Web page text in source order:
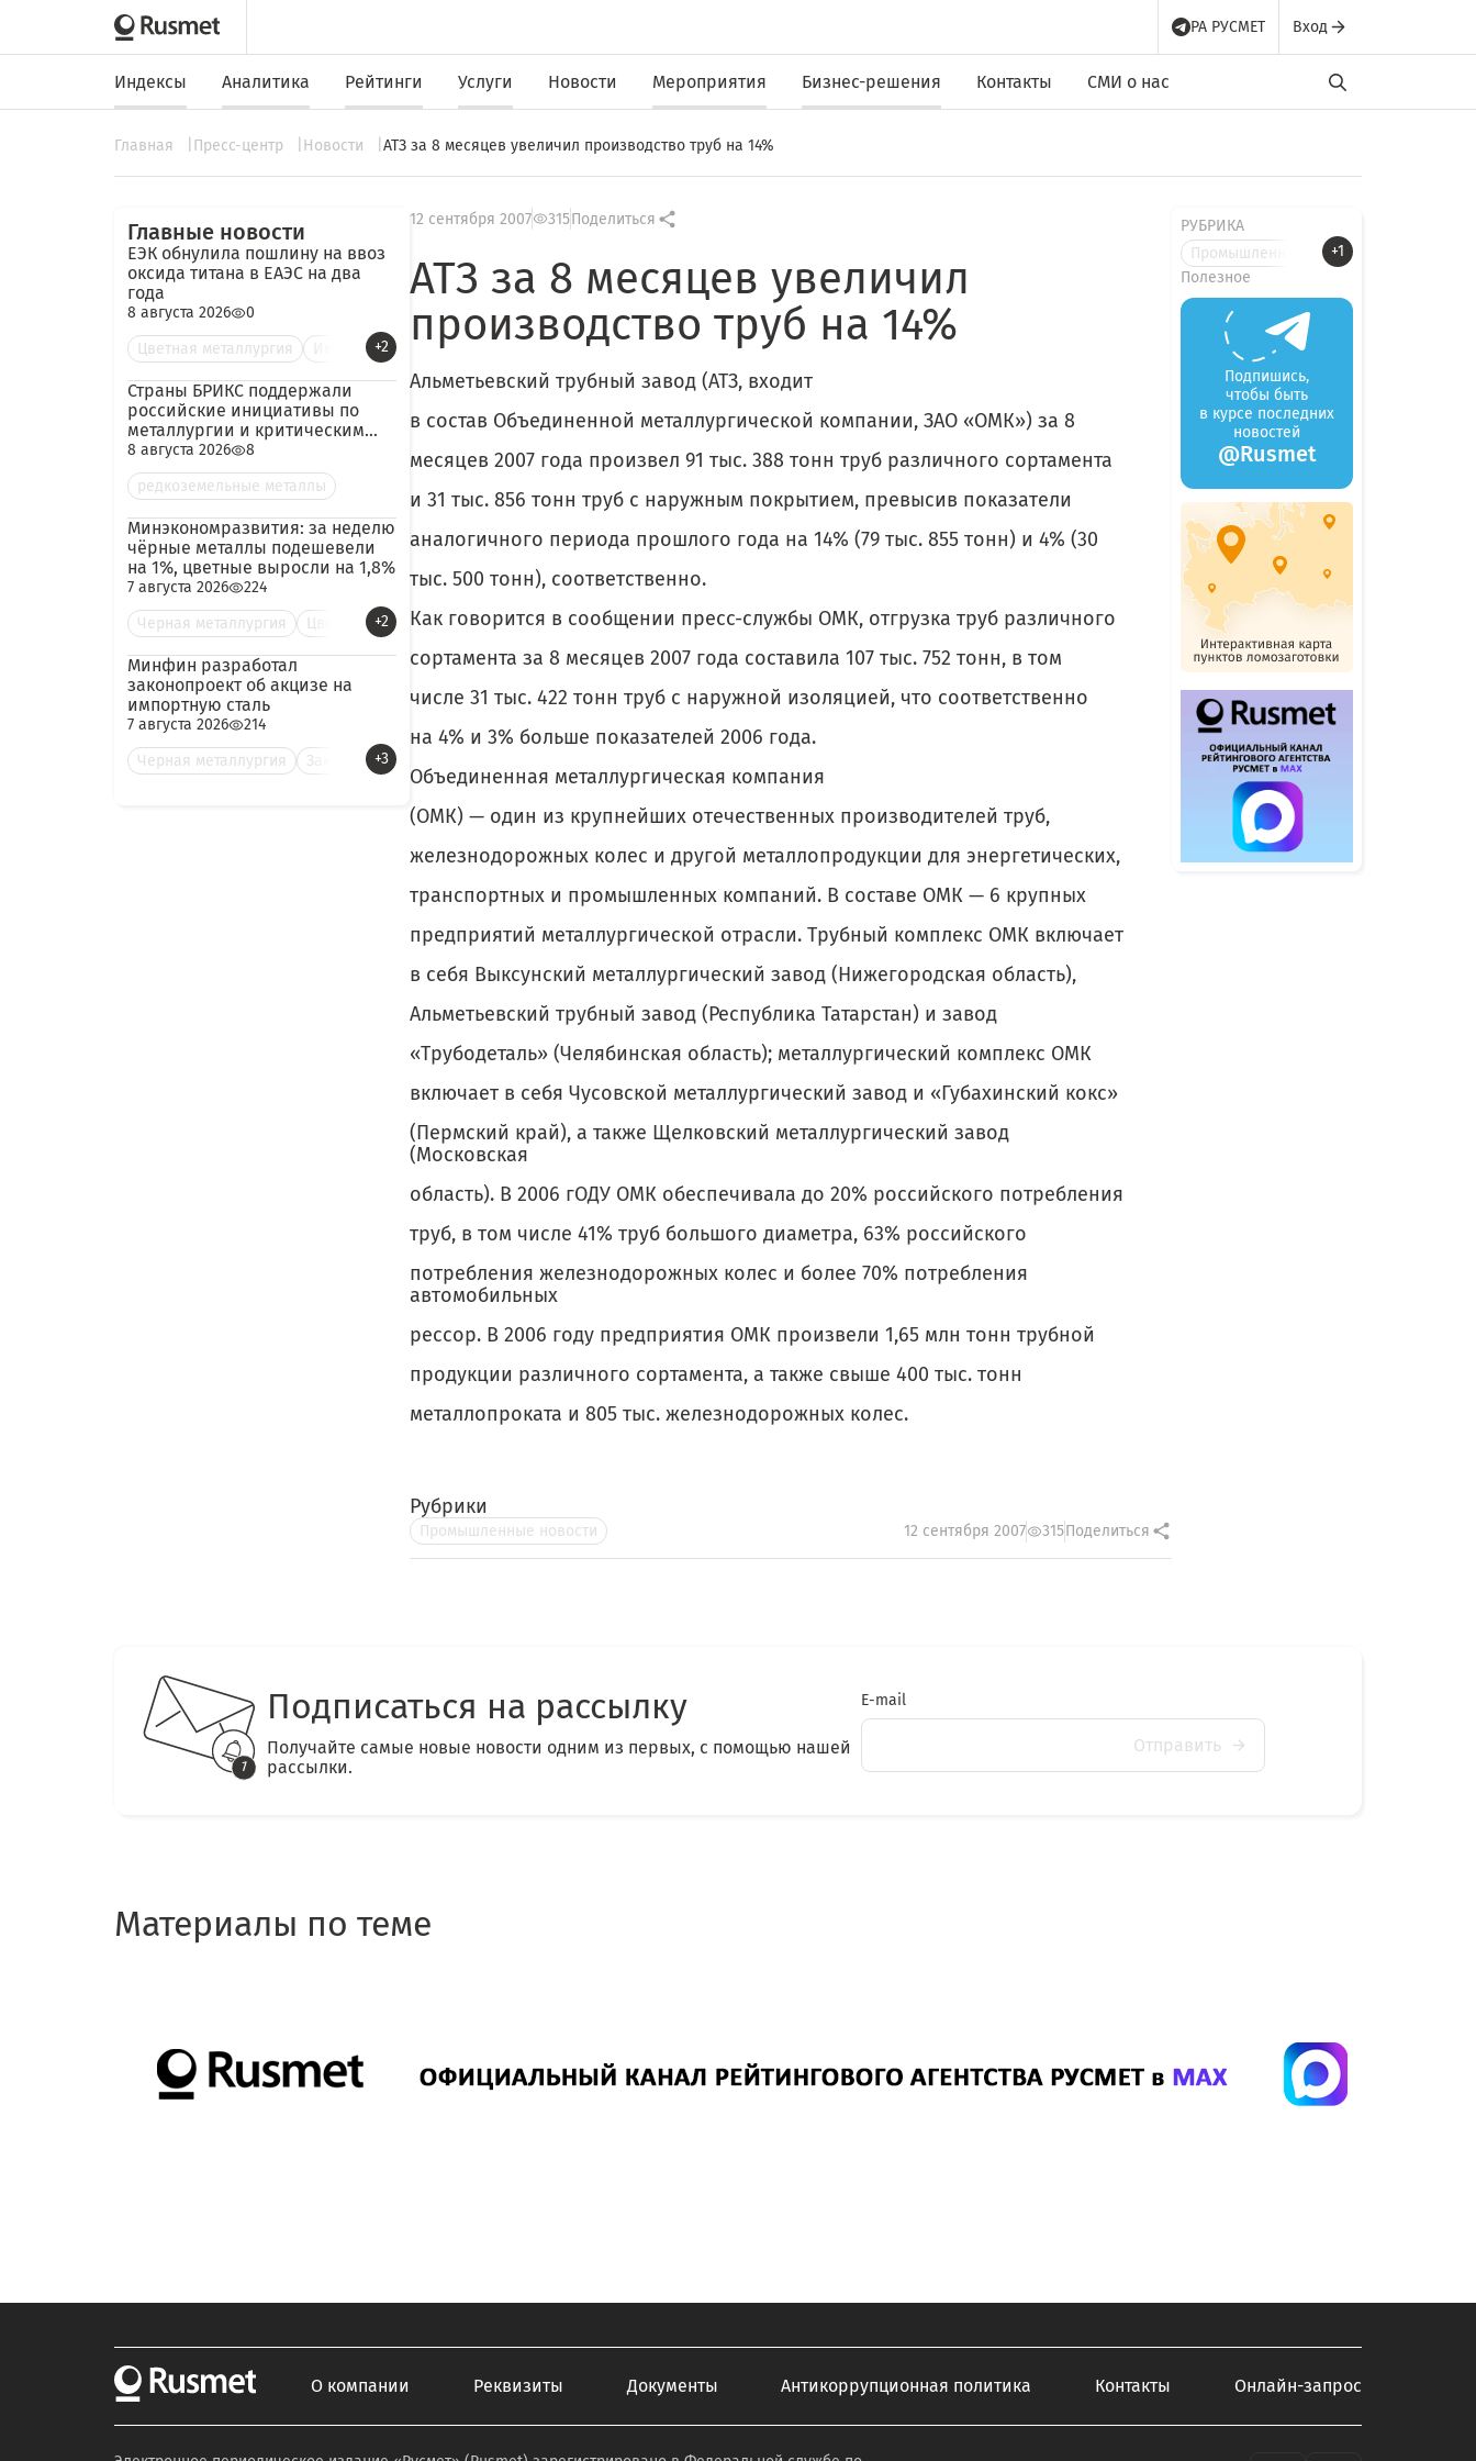
РА РУСМЕТ Вход
Индексы Аналитика Рейтинги Услуги Новости Мероприятия Бизнес-решения Контакты СМИ о нас
Главная Пресс-центр Новости АТЗ за 8 месяцев увеличил производство труб на 14%
Главные новости
ЕЭК обнулила пошлину на ввоз
оксида титана в ЕАЭС на два
года
8 августа 2026
0
Цветная металлургия
+2
Страны БРИКС поддержали
российские инициативы по
металлургии и критическим
минералам
8 августа 2026
8
редкоземельные металлы
Минэкономразвития: за неделю
чёрные металлы подешевели
на 1%, цветные выросли на 1,8%
7 августа 2026
224
Черная металлургия
Цве +2
Минфин разработал
законопроект об акцизе на
импортную сталь
7 августа 2026
214
Черная металлургия
Зак +3
12 сентября 2007 315Поделиться
АТЗ за 8 месяцев увеличил
производство труб на 14%
Альметьевский трубный завод (АТЗ, входит
в состав Объединенной металлургической компании, ЗАО «ОМК») за 8
месяцев 2007 года произвел 91 тыс. 388 тонн труб различного сортамента
и 31 тыс. 856 тонн труб с наружным покрытием, превысив показатели
аналогичного периода прошлого года на 14% (79 тыс. 855 тонн) и 4% (30
тыс. 500 тонн), соответственно.
Как говорится в сообщении пресс-службы ОМК, отгрузка труб различного
сортамента за 8 месяцев 2007 года составила 107 тыс. 752 тонн, в том
числе 31 тыс. 422 тонн труб с наружной изоляцией, что соответственно
на 4% и 3% больше показателей 2006 года.
Объединенная металлургическая компания
(ОМК) — один из крупнейших отечественных производителей труб,
железнодорожных колес и другой металлопродукции для энергетических,
транспортных и промышленных компаний. В составе ОМК — 6 крупных
предприятий металлургической отрасли. Трубный комплекс ОМК включает
в себя Выксунский металлургический завод (Нижегородская область),
Альметьевский трубный завод (Республика Татарстан) и завод
«Трубодеталь» (Челябинская область); металлургический комплекс ОМК
включает в себя Чусовской металлургический завод и «Губахинский кокс»
(Пермский край), а также Щелковский металлургический завод
(Московская
область). В 2006 гОДУ ОМК обеспечивала до 20% российского потребления
труб, в том числе 41% труб большого диаметра, 63% российского
потребления железнодорожных колес и более 70% потребления
автомобильных
рессор. В 2006 году предприятия ОМК произвели 1,65 млн тонн трубной
продукции различного сортамента, а также свыше 400 тыс. тонн
металлопроката и 805 тыс. железнодорожных колес.
Рубрики
Промышленные новости 12 сентября 2007 315Поделиться
РУБРИКА
Промышленные новости
+1
Полезное
Подпишись,
чтобы быть
в курсе последних
новостей
@Rusmet
Подписаться на рассылку
Получайте самые новые новости одним из первых, с помощью нашей
рассылки.
E-mail
Отправить
Материалы по теме
О компании Реквизиты Документы Антикоррупционная политика Контакты Онлайн-запрос